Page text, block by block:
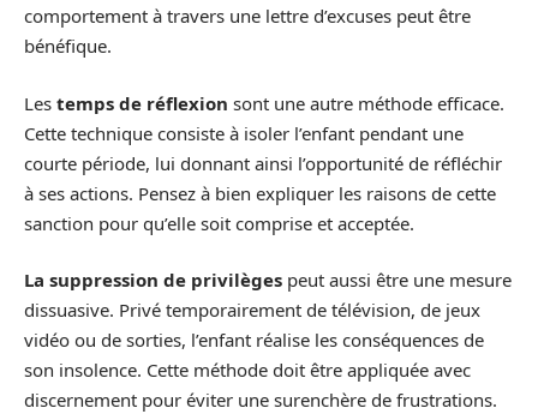
comportement à travers une lettre d’excuses peut être
bénéfique.
Les temps de réflexion sont une autre méthode efficace.
Cette technique consiste à isoler l’enfant pendant une
courte période, lui donnant ainsi l’opportunité de réfléchir
à ses actions. Pensez à bien expliquer les raisons de cette
sanction pour qu’elle soit comprise et acceptée.
La suppression de privilèges peut aussi être une mesure
dissuasive. Privé temporairement de télévision, de jeux
vidéo ou de sorties, l’enfant réalise les conséquences de
son insolence. Cette méthode doit être appliquée avec
discernement pour éviter une surenchère de frustrations.